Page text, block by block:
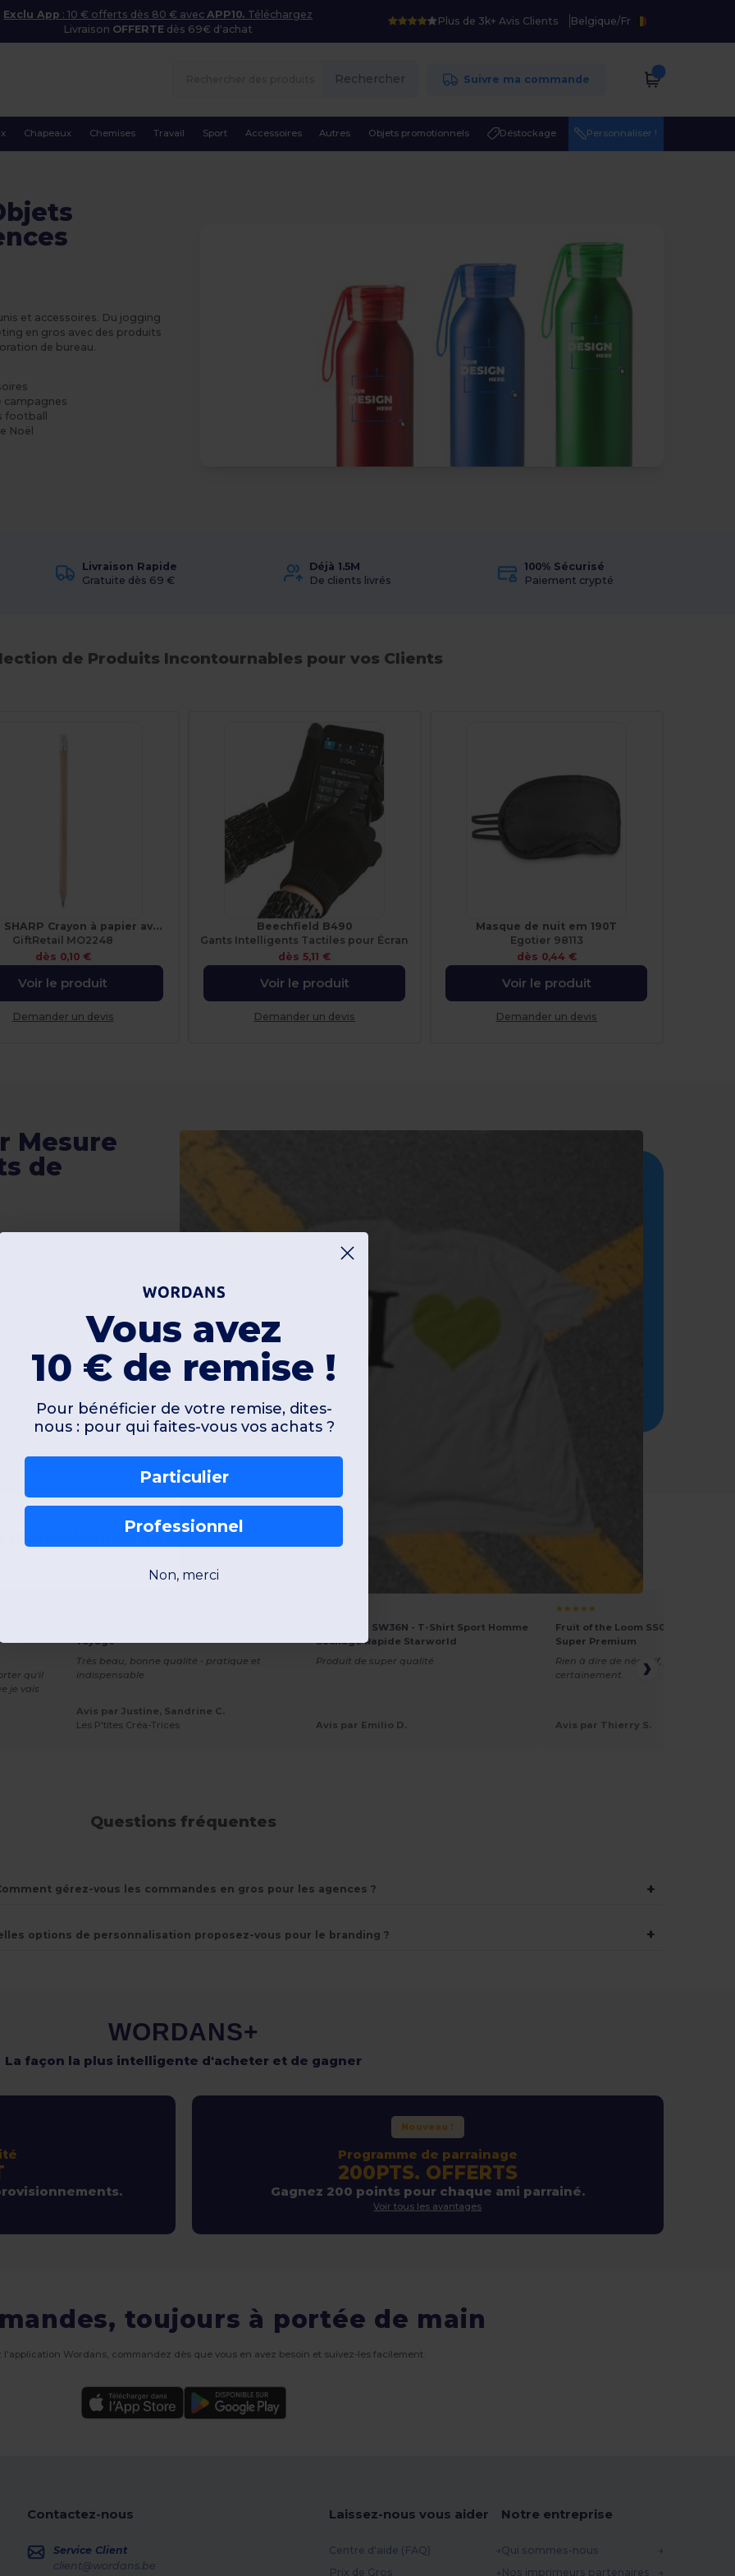
Exclu App : 10 € offerts dès 80 € avecAPP10. Téléchargez
Livraison OFFERTE dès 69€ d'achat
Plus de 3k+ Avis Clients Belgique/Fr
Rechercher Suivre ma commande
Chapeaux Chemises Travail Sport Accessoires Autres Objets promotionnels Déstockage Personnaliser !
et accessoires. Du jogging
en gros avec des produits
de bureau.
campagnes
football
Noël
Livraison Rapide
Gratuite dès 69 €
Déjà 1.5M
De clients livrés
100% Sécurisé
Paiement crypté
de Produits Incontournables pour vos Clients
STOMP SHARP Crayon à papier avec gomme
GiftRetail MO2248
dès 0,10 €
Voir le produit
Demander un devis
Beechfield B490
Gants Intelligents Tactiles pour Écran
dès5,11 €
Voir le produit
Demander un devis
Masque de nuit em 190T
Egotier 98113
dès 0,44 €
Voir le produit
Demander un devis
Mesure
de
puissants.
joggings,
refléter parfaitement
complexes
et sécurité
d'année
en marque blanche
Professionnels du Marketing Disent de nos Services
qu'il
je vais
voyage
Très beau, bonne qualité - pratique et
indispensable
Avis par Justine, Sandrine C.
Les P'tites Créa-Trices
Starworld SW36N - T-Shirt Sport Homme
Séchage Rapide Starworld
Produit de super qualité
Avis par Emilio D.
★★★★★
Fruit of the Loom SS044 - T-Shirt
Super Premium
Rien à dire de négatif, j’en
certainement.
Avis par Thierry S.
Questions fréquentes
gérez-vous les commandes en gros pour les agences ? +
options de personnalisation proposez-vous pour le branding ? +
WORDANS+
La façon la plus intelligente d'acheter et de gagner
Nouveau !
Programme de parrainage
200PTS. OFFERTS
Gagnez 200 points pour chaque ami parrainé.
Voir tous les avantages
toujours à portée de main
l'application Wordans, commandez dès que vous en avez besoin et suivez-les facilement.
Contactez-nous
Service Client
client@wordans.be
Laissez-nous vous aider
Centre d'aide (FAQ)
Prix de Gros
Notre entreprise
Qui sommes-nous
Nos imprimeurs partenaires
Vous avez
10 € de remise !
Pour bénéficier de votre remise, dites-
nous : pour qui faites-vous vos achats ?
Particulier
Professionnel
Non, merci